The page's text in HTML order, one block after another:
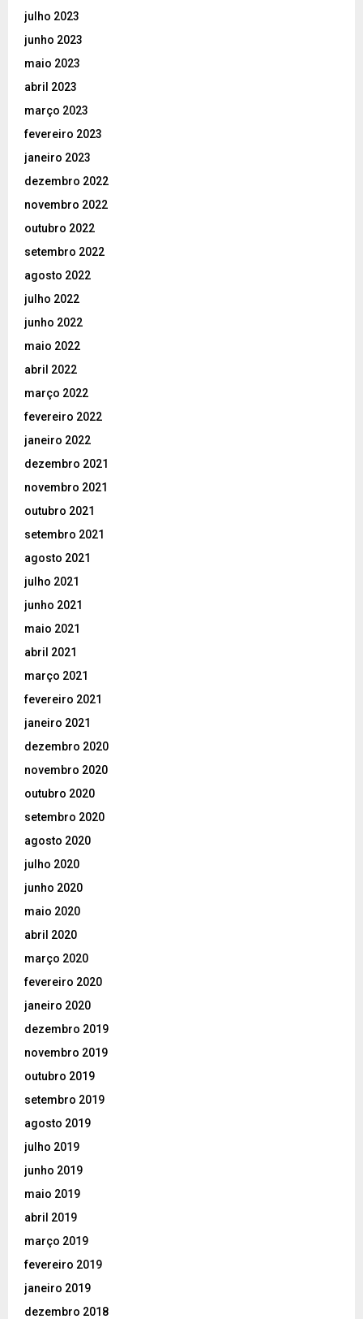
julho 2023
junho 2023
maio 2023
abril 2023
março 2023
fevereiro 2023
janeiro 2023
dezembro 2022
novembro 2022
outubro 2022
setembro 2022
agosto 2022
julho 2022
junho 2022
maio 2022
abril 2022
março 2022
fevereiro 2022
janeiro 2022
dezembro 2021
novembro 2021
outubro 2021
setembro 2021
agosto 2021
julho 2021
junho 2021
maio 2021
abril 2021
março 2021
fevereiro 2021
janeiro 2021
dezembro 2020
novembro 2020
outubro 2020
setembro 2020
agosto 2020
julho 2020
junho 2020
maio 2020
abril 2020
março 2020
fevereiro 2020
janeiro 2020
dezembro 2019
novembro 2019
outubro 2019
setembro 2019
agosto 2019
julho 2019
junho 2019
maio 2019
abril 2019
março 2019
fevereiro 2019
janeiro 2019
dezembro 2018